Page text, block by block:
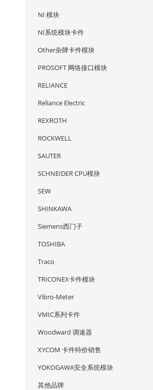
NI 模块
NI系统模块卡件
Other杂牌卡件模块
PROSOFT 网络接口模块
RELIANCE
Reliance Electric
REXROTH
ROCKWELL
SAUTER
SCHNEIDER CPU模块
SEW
SHINKAWA
Siemens西门子
TOSHIBA
Traco
TRICONEX卡件模块
Vibro-Meter
VMIC系列卡件
Woodward 调速器
XYCOM 卡件特价销售
YOKOGAWA安全系统模块
其他品牌